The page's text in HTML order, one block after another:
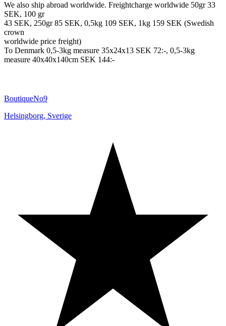
We also ship abroad worldwide. Freightcharge worldwide 50gr 33
SEK, 100 gr
43 SEK, 250gr 85 SEK, 0,5kg 109 SEK, 1kg 159 SEK (Swedish
crown
worldwide price freight)
To Denmark 0,5-3kg measure 35x24x13 SEK 72:-, 0,5-3kg
measure 40x40x140cm SEK 144:-
BoutiqueNo9
Helsingborg, Sverige